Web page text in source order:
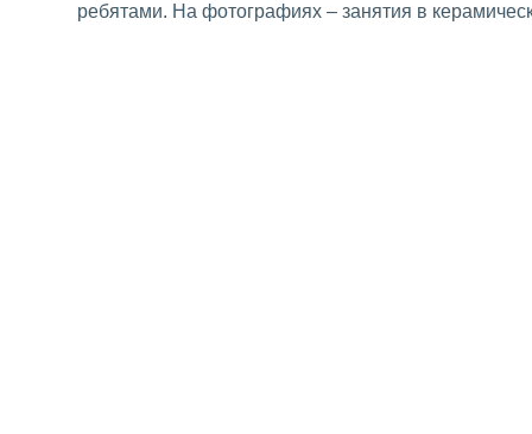
ребятами. На фотографиях – занятия в